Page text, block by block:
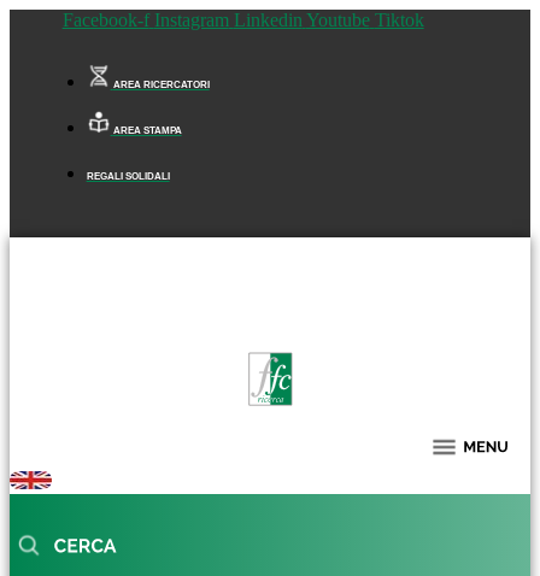
Facebook-f Instagram Linkedin Youtube Tiktok
AREA RICERCATORI
AREA STAMPA
REGALI SOLIDALI